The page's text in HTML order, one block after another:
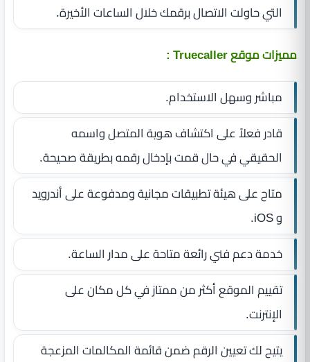
التي حاولت الاتصال برقمك خلال الساعات الأخيرة.
مميزات موقع Truecaller :
مباشر وسهل الاستخدام.
قادر فعلاً على اكتشاف هوية المتصل واسمه
الحقيقي في حال قمت بإدخال رقمه بطريقة صحيحة.
متاح على هيئة تطبيقات مجانية ومدفوعة على أندرويد
و iOS.
خدمة دعم فني رائعة متاحة على مدار الساعة.
تقييم الموقع أكثر من ممتاز في كل مكان على
الإنترنت.
يتيح لك تعيين الرقم ضمن قائمة المكالمات المزعجة